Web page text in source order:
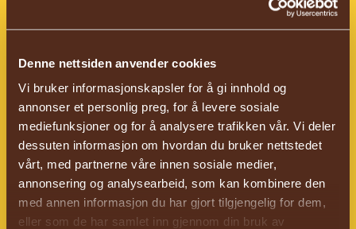
Denne nettsiden anvender cookies
Vi bruker informasjonskapsler for å gi innhold og
annonser et personlig preg, for å levere sosiale
mediefunksjoner og for å analysere trafikken vår. Vi deler
dessuten informasjon om hvordan du bruker nettstedet
vårt, med partnerne våre innen sosiale medier,
annonsering og analysearbeid, som kan kombinere den
med annen informasjon du har gjort tilgjengelig for dem,
eller som de har samlet inn gjennom din bruk av